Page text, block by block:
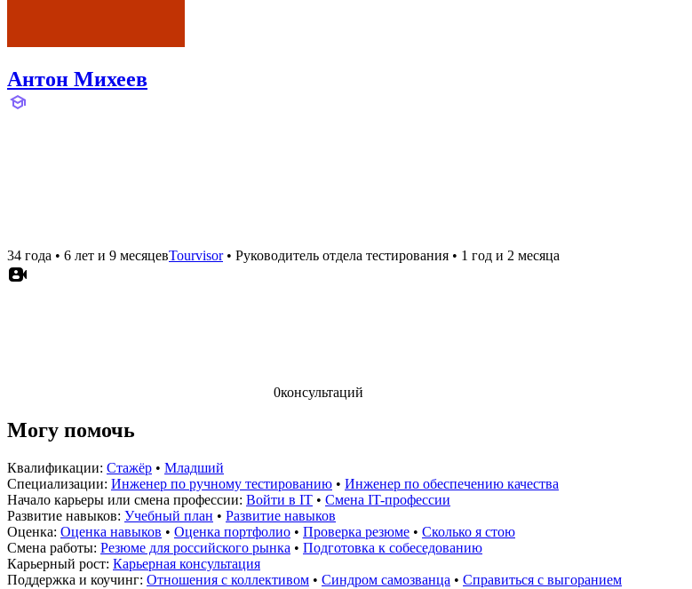
Антон Михеев
34 года • 6 лет и 9 месяцевTourvisor• Руководитель отдела тестирования • 1 год и 2 месяца
0консультаций
Могу помочь
Квалификации: Стажёр • Младший
Специализации: Инженер по ручному тестированию • Инженер по обеспечению качества
Начало карьеры или смена профессии: Войти в IT • Смена IT-профессии
Развитие навыков: Учебный план • Развитие навыков
Оценка: Оценка навыков • Оценка портфолио • Проверка резюме • Сколько я стою
Смена работы: Резюме для российского рынка • Подготовка к собеседованию
Карьерный рост: Карьерная консультация
Поддержка и коучинг: Отношения с коллективом • Синдром самозванца • Справиться с выгоранием